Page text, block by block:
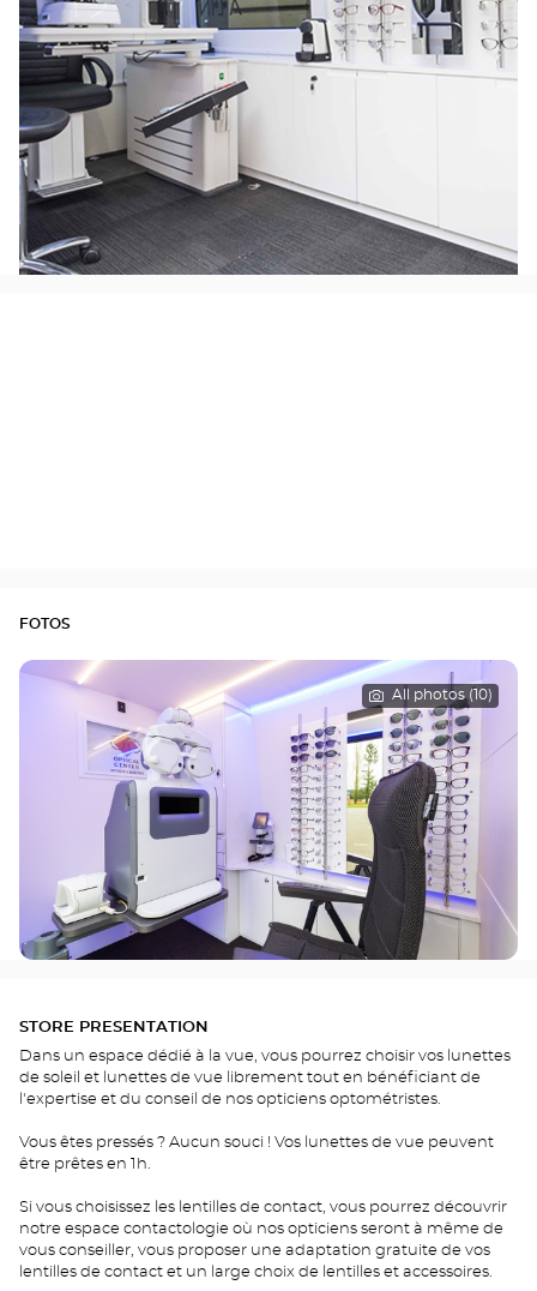
FOTOS
All photos (10)
STORE PRESENTATION
Dans un espace dédié à la vue, vous pourrez choisir vos lunettes
de soleil et lunettes de vue librement tout en bénéficiant de
l'expertise et du conseil de nos opticiens optométristes.
Vous êtes pressés ? Aucun souci ! Vos lunettes de vue peuvent
être prêtes en 1h.
Si vous choisissez les lentilles de contact, vous pourrez découvrir
notre espace contactologie où nos opticiens seront à même de
vous conseiller, vous proposer une adaptation gratuite de vos
lentilles de contact et un large choix de lentilles et accessoires.